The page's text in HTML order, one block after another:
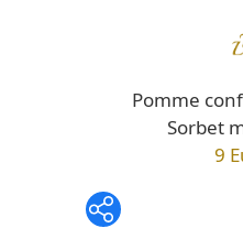
Pomme
Sorbet
9